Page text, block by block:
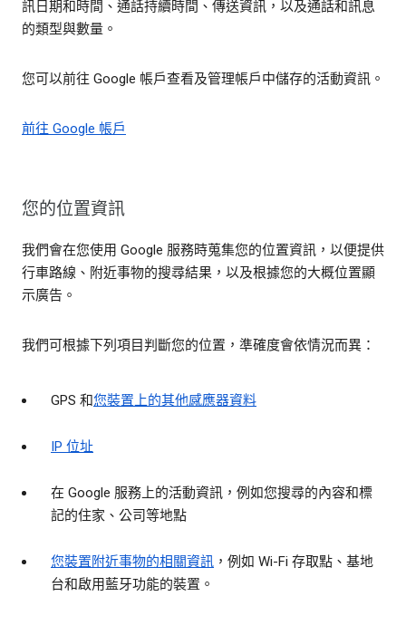
訊日期和時間、通話持續時間、傳送資訊，以及通話和訊息
的類型與數量。
您可以前往 Google 帳戶查看及管理帳戶中儲存的活動資訊。
前往 Google 帳戶
您的位置資訊
我們會在您使用 Google 服務時蒐集您的位置資訊，以便提供
行車路線、附近事物的搜尋結果，以及根據您的大概位置顯
示廣告。
我們可根據下列項目判斷您的位置，準確度會依情況而異：
GPS 和您裝置上的其他感應器資料
IP 位址
在 Google 服務上的活動資訊，例如您搜尋的內容和標
記的住家、公司等地點
您裝置附近事物的相關資訊 ，例如 Wi-Fi 存取點、基地
台和啟用藍牙功能的裝置。